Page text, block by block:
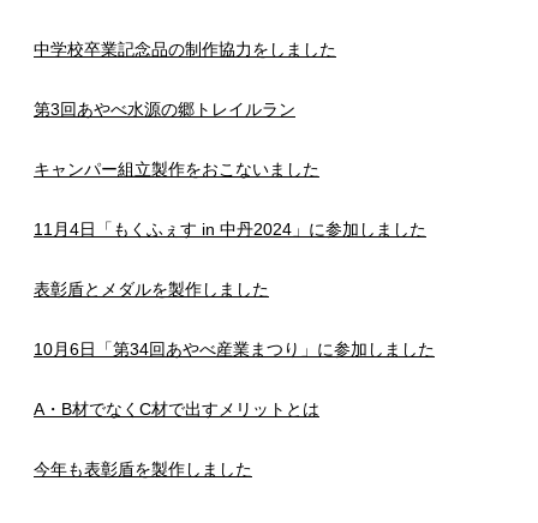
中学校卒業記念品の制作協力をしました
第3回あやべ水源の郷トレイルラン
キャンパー組立製作をおこないました
11月4日「もくふぇす in 中丹2024」に参加しました
表彰盾とメダルを製作しました
10月6日「第34回あやべ産業まつり」に参加しました
A・B材でなくC材で出すメリットとは
今年も表彰盾を製作しました